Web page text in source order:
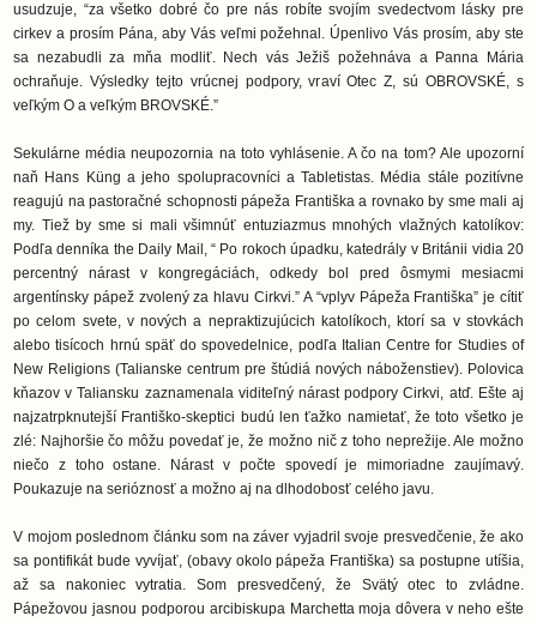
usudzuje, “za všetko dobré čo pre nás robíte svojím svedectvom lásky pre
cirkev a prosím Pána, aby Vás veľmi požehnal. Úpenlivo Vás prosím, aby ste
sa nezabudli za mňa modliť. Nech vás Ježiš požehnáva a Panna Mária
ochraňuje. Výsledky tejto vrúcnej podpory, vraví Otec Z, sú OBROVSKÉ, s
veľkým O a veľkým BROVSKÉ.”
Sekulárne média neupozornia na toto vyhlásenie. A čo na tom? Ale upozorní
naň Hans Küng a jeho spolupracovníci a Tabletistas. Média stále pozitívne
reagujú na pastoračné schopnosti pápeža Františka a rovnako by sme mali aj
my. Tiež by sme si mali všimnúť entuziazmus mnohých vlažných katolíkov:
Podľa denníka the Daily Mail, “ Po rokoch úpadku, katedrály v Británii vidia 20
percentný nárast v kongregáciách, odkedy bol pred ôsmymi mesiacmi
argentínsky pápež zvolený za hlavu Cirkvi.” A “vplyv Pápeža Františka” je cítiť
po celom svete, v nových a nepraktizujúcich katolíkoch, ktorí sa v stovkách
alebo tisícoch hrnú späť do spovedelnice, podľa Italian Centre for Studies of
New Religions (Talianske centrum pre štúdiá nových náboženstiev). Polovica
kňazov v Taliansku zaznamenala viditeľný nárast podpory Cirkvi, atď. Ešte aj
najzatrpknutejší Františko-skeptici budú len ťažko namietať, že toto všetko je
zlé: Najhoršie čo môžu povedať je, že možno nič z toho neprežije. Ale možno
niečo z toho ostane. Nárast v počte spovedí je mimoriadne zaujímavý.
Poukazuje na serióznosť a možno aj na dlhodobosť celého javu.
V mojom poslednom článku som na záver vyjadril svoje presvedčenie, že ako
sa pontifikát bude vyvíjať, (obavy okolo pápeža Františka) sa postupne utíšia,
až sa nakoniec vytratia. Som presvedčený, že Svätý otec to zvládne.
Pápežovou jasnou podporou arcibiskupa Marchetta moja dôvera v neho ešte